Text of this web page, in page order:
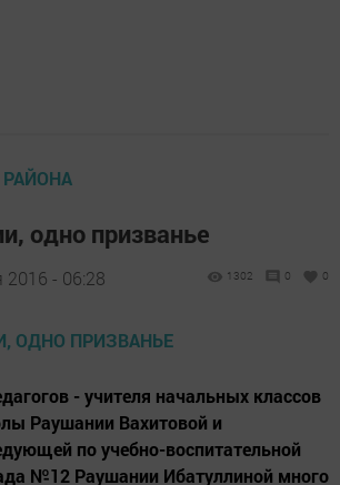
одно призванье
2016 - 06:28 1302 0 0
- учителя начальных классов
Раушании Вахитовой и
по учебно-воспитательной
№12 Раушании Ибатуллиной много